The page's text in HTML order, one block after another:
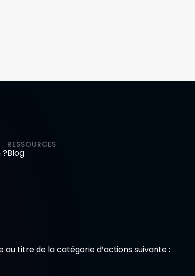
?
RESSOURCES
Blog
titre de la catégorie d’actions suivante :